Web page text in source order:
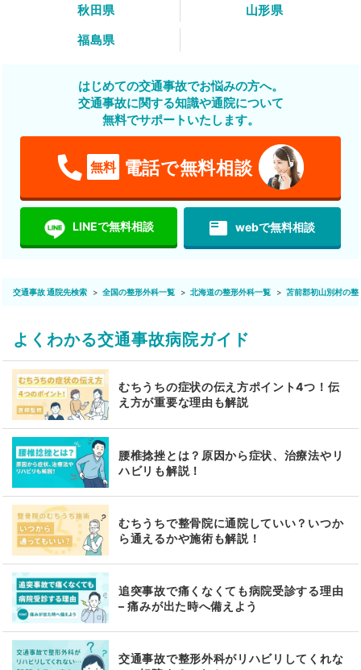
秋田県
山形県
福島県
はじめての交通事故でお悩みの方へ。
交通事故に関する知識や通院について
無料でサポートいたします。
無料 電話で無料相談
LINEで無料相談 featured_play_list webで無料相談
交通事故 通院先検索 全国の整形外科一覧 北海道の整形外科一覧 苫前郡初山別村の整
よくわかる交通事故病院ガイド
むちうちの症状の伝え方ポイント4つ！伝
え方が重要な理由も解説
腰椎捻挫とは？原因から症状、治療法やリ
ハビリも解説！
むちうちで整骨院に通院していい？いつか
ら通えるかや施術も解説！
追突事故で痛くなくても病院受診する理由
– 痛みが出た時へ備えよう
交通事故で整形外科がリハビリしてくれな